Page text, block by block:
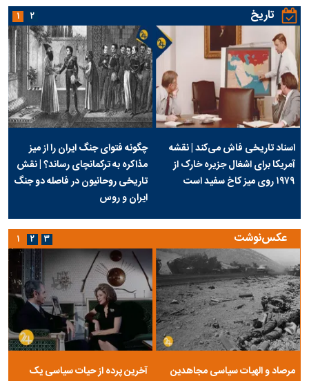
تاریخ
اسناد تاریخی فاش می‌کند | نقشه
آمریکا برای اشغال جزیره خارک از
۱۹۷۹ روی میز کاخ سفید است
چگونه فتوای جنگ ایران را از میز
مذاکره به ترکمانچای رساند؟ | نقش
تاریخی روحانیون در فاصله دو جنگ
ایران و روس
۱ ۲
عکس‌نوشت
مرصاد و الهیات سیاسی مجاهدین
آخرین پرده از حیات سیاسی یک
۱ ۲ ۳